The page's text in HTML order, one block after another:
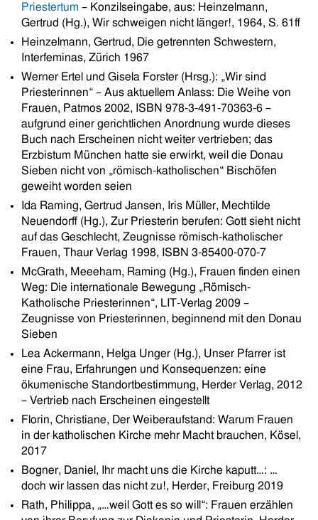
Priestertum – Konzilseingabe, aus: Heinzelmann,
Gertrud (Hg.), Wir schweigen nicht länger!, 1964, S. 61ff
Heinzelmann, Gertrud, Die getrennten Schwestern,
Interfeminas, Zürich 1967
Werner Ertel und Gisela Forster (Hrsg.): „Wir sind
Priesterinnen“ – Aus aktuellem Anlass: Die Weihe von
Frauen, Patmos 2002, ISBN 978-3-491-70363-6 –
aufgrund einer gerichtlichen Anordnung wurde dieses
Buch nach Erscheinen nicht weiter vertrieben; das
Erzbistum München hatte sie erwirkt, weil die Donau
Sieben nicht von „römisch-katholischen“ Bischöfen
geweiht worden seien
Ida Raming, Gertrud Jansen, Iris Müller, Mechtilde
Neuendorff (Hg.), Zur Priesterin berufen: Gott sieht nicht
auf das Geschlecht, Zeugnisse römisch-katholischer
Frauen, Thaur Verlag 1998, ISBN 3-85400-070-7
McGrath, Meeeham, Raming (Hg.), Frauen finden einen
Weg: Die internationale Bewegung „Römisch-
Katholische Priesterinnen“, LIT-Verlag 2009 –
Zeugnisse von Priesterinnen, beginnend mit den Donau
Sieben
Lea Ackermann, Helga Unger (Hg.), Unser Pfarrer ist
eine Frau, Erfahrungen und Konsequenzen: eine
ökumenische Standortbestimmung, Herder Verlag, 2012
– Vertrieb nach Erscheinen eingestellt
Florin, Christiane, Der Weiberaufstand: Warum Frauen
in der katholischen Kirche mehr Macht brauchen, Kösel,
2017
Bogner, Daniel, Ihr macht uns die Kirche kaputt…: …
doch wir lassen das nicht zu!, Herder, Freiburg 2019
Rath, Philippa, „…weil Gott es so will“: Frauen erzählen